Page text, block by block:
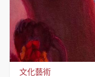
文化藝術